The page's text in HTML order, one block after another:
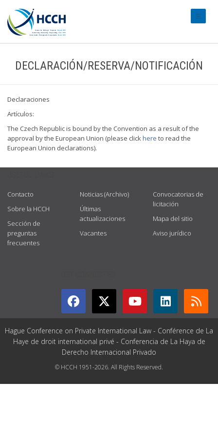
DECLARACIÓN/RESERVA/NOTIFICACIÓN
Declaraciones
Artículos:
The Czech Republic is bound by the Convention as a result of the
approval by the European Union (please clickhere to read the
European Union declarations).
Contacto
Sobre la HCCH
Sección de
preguntas
frecuentes
Noticias (Archivo)
Últimas
actualizaciones
Vacantes
Convocatorias de
licitación
Mapa del sitio
Aviso jurídico
Hague Conference on Private International Law - Conférence de La
Haye de droit international privé - Conferencia de La Haya de
Derecho Internacional Privado
© HCCH 1951-2026. All Rights Reserved.